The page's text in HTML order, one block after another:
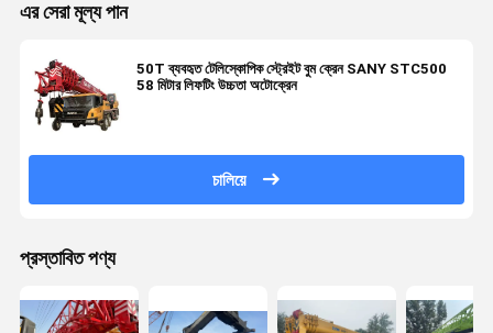
এর সেরা মূল্য পান
50T ব্যবহৃত টেলিস্কোপিক স্ট্রেইট বুম ক্রেন SANY STC500
58 মিটার লিফটিং উচ্চতা অটোক্রেন
চালিয়ে
প্রস্তাবিত পণ্য